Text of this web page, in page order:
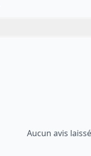
Aucun avis